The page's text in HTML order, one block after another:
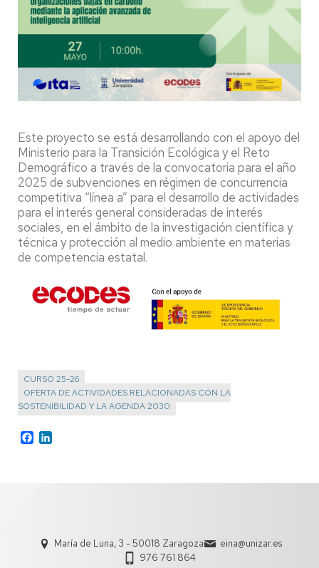
Este proyecto se está desarrollando con el apoyo del
Ministerio para la Transición Ecológica y el Reto
Demográfico a través de la convocatoria para el año
2025 de subvenciones en régimen de concurrencia
competitiva “línea a” para el desarrollo de actividades
para el interés general consideradas de interés
sociales, en el ámbito de la investigación científica y
técnica y protección al medio ambiente en materias
de competencia estatal.
CURSO 25-26
OFERTA DE ACTIVIDADES RELACIONADAS CON LA
SOSTENIBILIDAD Y LA AGENDA 2030
Facebook
María de Luna, 3 - 50018 Zaragoza
eina@unizar.es
976 761 864